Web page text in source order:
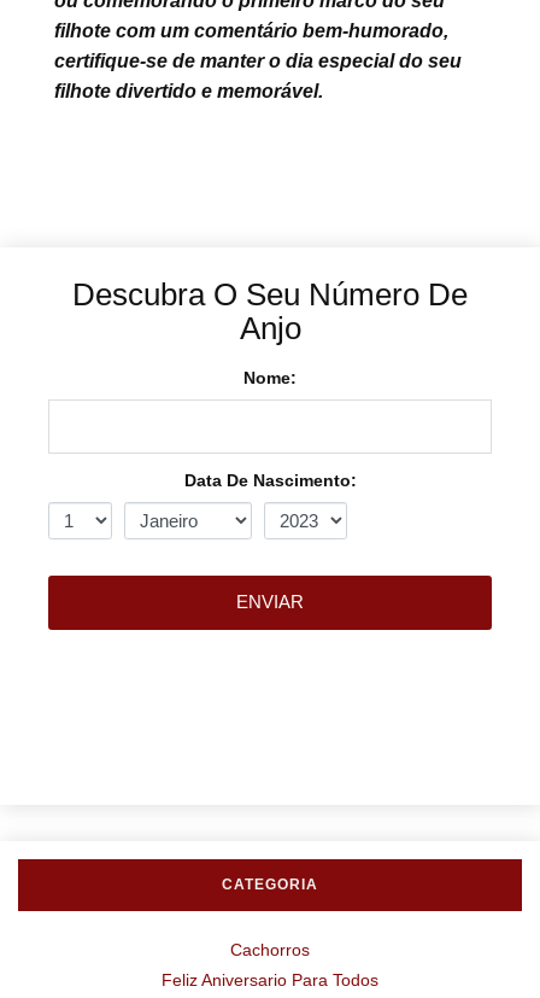
filhote com um comentário bem-humorado,
certifique-se de manter o dia especial do seu
filhote divertido e memorável.
Descubra O Seu Número De
Anjo
Nome:
Data De Nascimento:
ENVIAR
CATEGORIA
Cachorros
Feliz Aniversario Para Todos